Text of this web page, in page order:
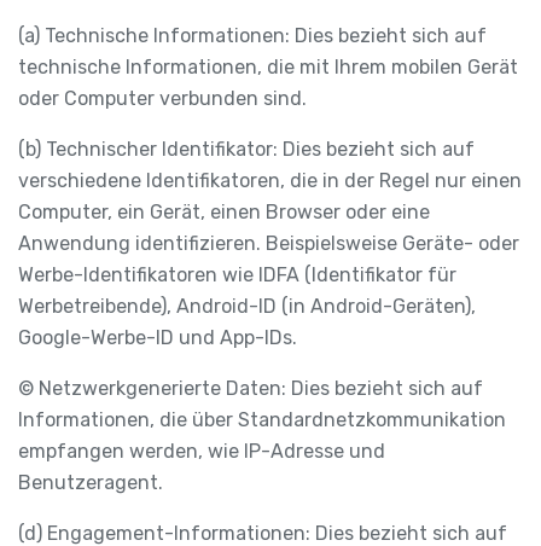
(a) Technische Informationen: Dies bezieht sich auf
technische Informationen, die mit Ihrem mobilen Gerät
oder Computer verbunden sind.
(b) Technischer Identifikator: Dies bezieht sich auf
verschiedene Identifikatoren, die in der Regel nur einen
Computer, ein Gerät, einen Browser oder eine
Anwendung identifizieren. Beispielsweise Geräte- oder
Werbe-Identifikatoren wie IDFA (Identifikator für
Werbetreibende), Android-ID (in Android-Geräten),
Google-Werbe-ID und App-IDs.
© Netzwerkgenerierte Daten: Dies bezieht sich auf
Informationen, die über Standardnetzkommunikation
empfangen werden, wie IP-Adresse und
Benutzeragent.
(d) Engagement-Informationen: Dies bezieht sich auf